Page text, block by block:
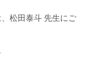
松田泰斗 先生にご